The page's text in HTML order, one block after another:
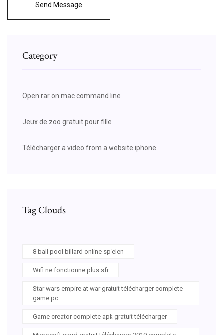
Send Message
Category
Open rar on mac command line
Jeux de zoo gratuit pour fille
Télécharger a video from a website iphone
Tag Clouds
8 ball pool billard online spielen
Wifi ne fonctionne plus sfr
Star wars empire at war gratuit télécharger complete
game pc
Game creator complete apk gratuit télécharger